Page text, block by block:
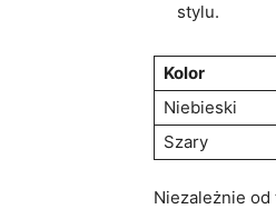
stylu.
Kolor
Niebieski
Szary
Niezależnie